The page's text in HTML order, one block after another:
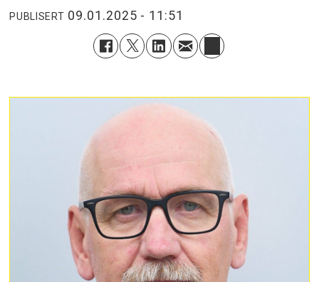
PUBLISERT 09.01.2025 - 11:51